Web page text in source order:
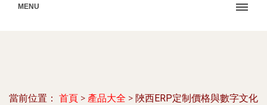
MENU
當前位置： 首頁 > 產品大全 > 陜西ERP定制價格與數字文化